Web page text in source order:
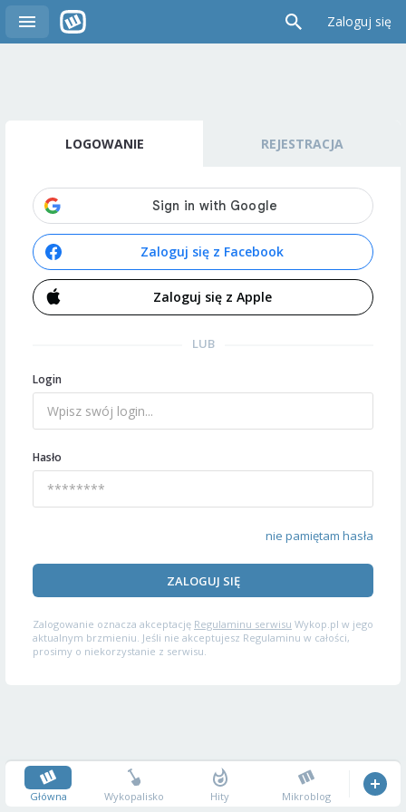
Zaloguj się
LOGOWANIE REJESTRACJA
Zaloguj się z Facebook
Zaloguj się z Apple
LUB
Login
Hasło
nie pamiętam hasła
ZALOGUJ SIĘ
Zalogowanie oznacza akceptację Regulaminu serwisu Wykop.pl w jego
aktualnym brzmieniu. Jeśli nie akceptujesz Regulaminu w całości,
prosimy o niekorzystanie z serwisu.
Główna Wykopalisko Hity Mikroblog